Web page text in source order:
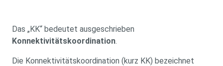
Das „KK“ bedeutet ausgeschrieben
Konnektivitätskoordination.
Die Konnektivitätskoordination (kurz KK) bezeichnet